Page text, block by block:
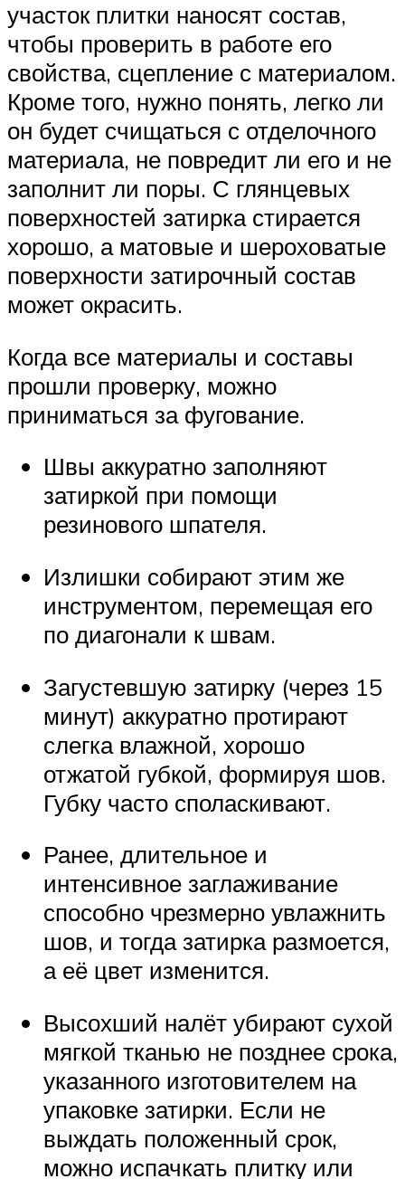
участок плитки наносят состав,
чтобы проверить в работе его
свойства, сцепление с материалом.
Кроме того, нужно понять, легко ли
он будет счищаться с отделочного
материала, не повредит ли его и не
заполнит ли поры. С глянцевых
поверхностей затирка стирается
хорошо, а матовые и шероховатые
поверхности затирочный состав
может окрасить.
Когда все материалы и составы
прошли проверку, можно
приниматься за фугование.
Швы аккуратно заполняют
затиркой при помощи
резинового шпателя.
Излишки собирают этим же
инструментом, перемещая его
по диагонали к швам.
Загустевшую затирку (через 15
минут) аккуратно протирают
слегка влажной, хорошо
отжатой губкой, формируя шов.
Губку часто споласкивают.
Ранее, длительное и
интенсивное заглаживание
способно чрезмерно увлажнить
шов, и тогда затирка размоется,
а её цвет изменится.
Высохший налёт убирают сухой
мягкой тканью не позднее срока,
указанного изготовителем на
упаковке затирки. Если не
выждать положенный срок,
можно испачкать плитку или